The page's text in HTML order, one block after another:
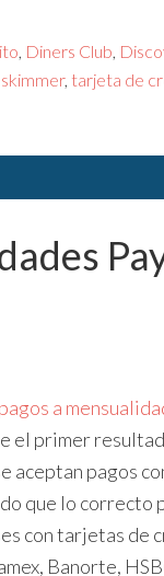
, Diners Club,
skimmer, tarjeta de
a
el primer
pagos
que lo correcto
con tarjetas
Banorte,